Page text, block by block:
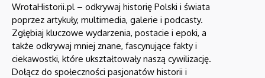
WrotaHistorii.pl – odkrywaj historię Polski i świata
poprzez artykuły, multimedia, galerie i podcasty.
Zgłębiaj kluczowe wydarzenia, postacie i epoki, a
także odkrywaj mniej znane, fascynujące fakty i
ciekawostki, które ukształtowały naszą cywilizację.
Dołącz do społeczności pasjonatów historii i